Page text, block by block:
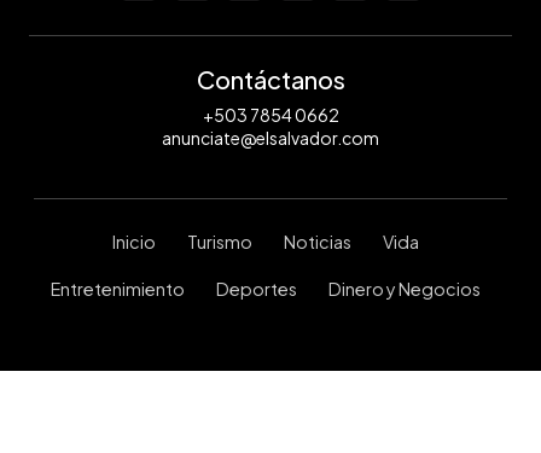
Contáctanos
+503 7854 0662
anunciate@elsalvador.com
Inicio Turismo Noticias Vida
Entretenimiento Deportes Dinero y Negocios